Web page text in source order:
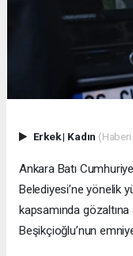
Erkek| Kadın
Ankara Batı
Belediyesi’ne yönelik
kapsamında
Beşikçioğlu’nun